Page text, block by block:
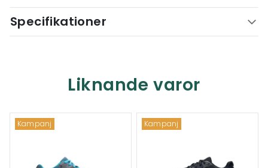
Specifikationer
Liknande varor
Kampanj Kampanj